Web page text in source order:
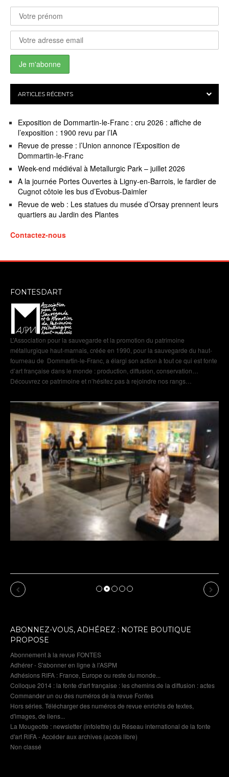
ARTICLES RÉCENTS
Exposition de Dommartin-le-Franc : cru 2026 : affiche de
l’exposition : 1900 revu par l’IA
Revue de presse : l’Union annonce l’Exposition de
Dommartin-le-Franc
Week-end médiéval à Metallurgic Park – juillet 2026
A la journée Portes Ouvertes à Ligny-en-Barrois, le fardier de
Cugnot côtoie les bus d’Evobus-Daimler
Revue de web : Les statues du musée d’Orsay prennent leurs
quartiers au Jardin des Plantes
Contactez-nous
FONTESDART
L’Association pour la sauvegarde et la promotion du patrimoine
métallurgique haut-marnais, créée en 1990, pour la sauvegarde du haut-
fourneau de Dommartin-le-Franc, a élargi son action à tout ce qui est fonte
d’art française dans le monde : production, diffusion, conservation…
Découvrez ce patrimoine et n’hésitez pas à rejoindre nos rangs…
Previous Next
ABONNEZ-VOUS, ADHÉREZ : NOTRE BOUTIQUE
PROPOSE
Abonnement à la revue FONTES
Adhérer - S'abonner en ligne à l'ASPM
Adhésions RIFA : France, Europe ou reste du monde...
Colloque 2014 : la fonte d'art française : les chemins de la diffusion : actes
Commander un ou des numéros de la revue Fontes
Hors séries. Télécharger des numéros de revue enrichis de textes,
d'images, de liens...
La Mougeotte : newsletter (infolettre) du Réseau international de la fonte
d'art RIFA - Accéder aux archives (accès libre)
Non classé